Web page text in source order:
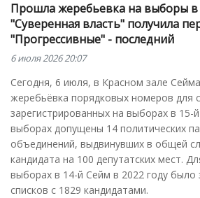
Прошла жеребьевка на выборы
"Суверенная власть" получила
"Прогрессивные" - последний
6 июля 2026 20:07
Сегодня, 6 июля, в Красном зале
жеребьёвка порядковых номеров для
зарегистрированных на выборах в 15-
выборах допущены 14 политических
объединений, выдвинувших в общей
кандидата на 100 депутатских мест.
выборах в 14-й Сейм в 2022 году было
списков с 1829 кандидатами.